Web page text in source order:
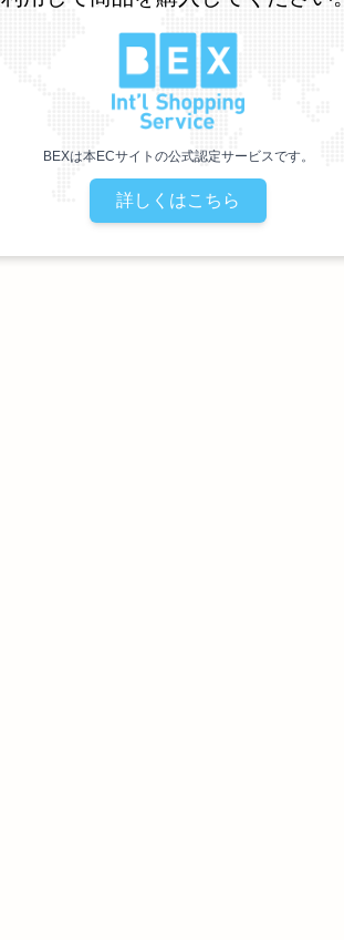
BEXは本ECサイトの公式認定サービスです。
詳しくはこちら